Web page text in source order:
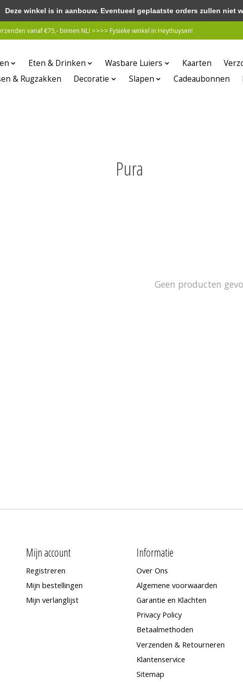
vanaf €75,- binnen NL! >>>> Fysieke winkel in Heythuysen!
Eten & Drinken Wasbare Luiers Kaarten
& Rugzakken
Decoratie Slapen Cadeaubonnen
Pura
Geen producten
Mijn account
Registreren
Mijn bestellingen
Mijn verlanglijst
Informatie
Over Ons
Algemene voorwaarden
Garantie en Klachten
Privacy Policy
Betaalmethoden
Verzenden & Retourneren
Klantenservice
Sitemap
Deze winkel is in aanbouw. Eventueel geplaatste orders zullen niet